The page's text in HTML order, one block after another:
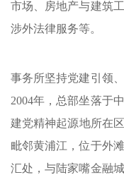
市场、房地产与建筑
涉外法律服务等。
事务所坚持党建引领
2004年，总部坐落于
建党精神起源地所在
毗邻黄浦江，位于外
汇处，与陆家嘴金融